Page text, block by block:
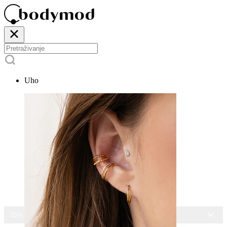
Uho
15% POPUSTA NA SAV NAKIT